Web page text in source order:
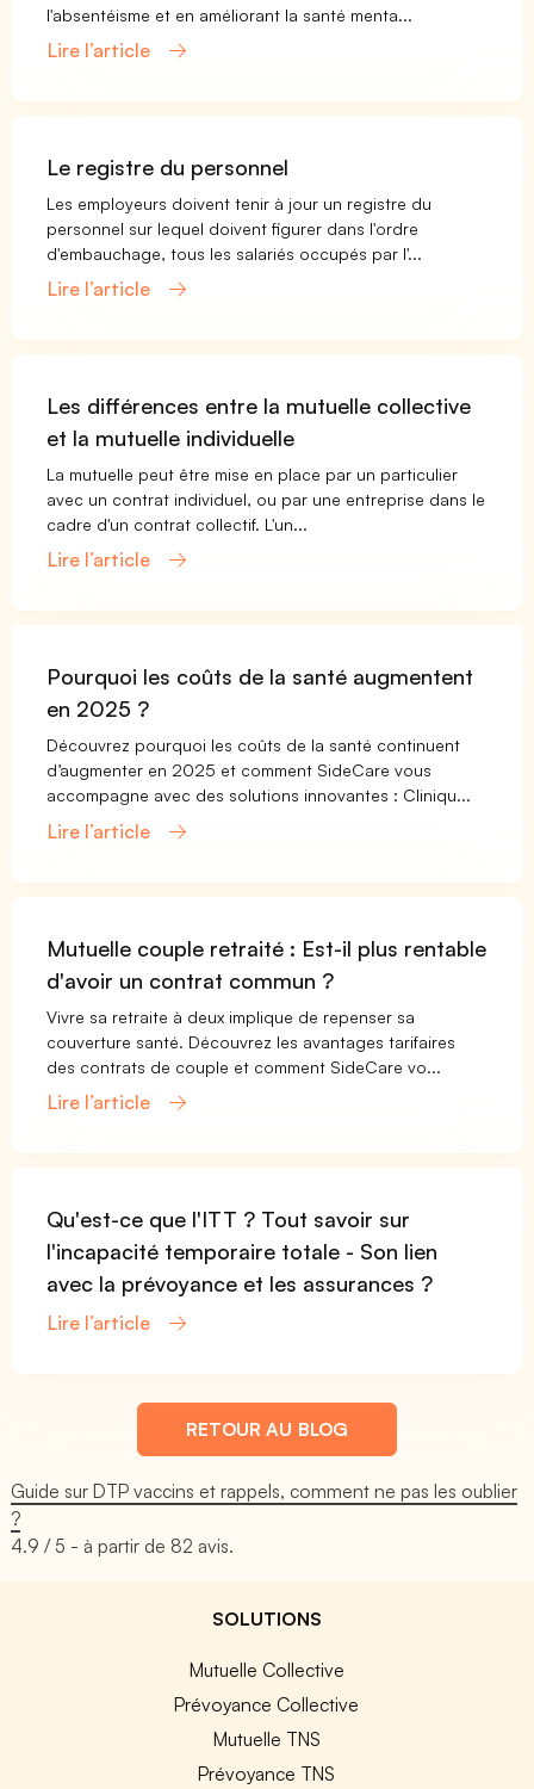
l'absentéisme et en améliorant la santé menta...
Lire l’article
Le registre du personnel
Les employeurs doivent tenir à jour un registre du
personnel sur lequel doivent figurer dans l'ordre
d'embauchage, tous les salariés occupés par l'...
Lire l’article
Les différences entre la mutuelle collective
et la mutuelle individuelle
La mutuelle peut être mise en place par un particulier
avec un contrat individuel, ou par une entreprise dans le
cadre d'un contrat collectif. L'un...
Lire l’article
Pourquoi les coûts de la santé augmentent
en 2025 ?
Découvrez pourquoi les coûts de la santé continuent
d’augmenter en 2025 et comment SideCare vous
accompagne avec des solutions innovantes : Cliniqu...
Lire l’article
Mutuelle couple retraité : Est-il plus rentable
d'avoir un contrat commun ?
Vivre sa retraite à deux implique de repenser sa
couverture santé. Découvrez les avantages tarifaires
des contrats de couple et comment SideCare vo...
Lire l’article
Qu'est-ce que l'ITT ? Tout savoir sur
l'incapacité temporaire totale - Son lien
avec la prévoyance et les assurances ?
Lire l’article
RETOUR AU BLOG
Guide sur DTP vaccins et rappels, comment ne pas les oublier
?
4.9 / 5 - à partir de 82 avis.
SOLUTIONS
Mutuelle Collective
Prévoyance Collective
Mutuelle TNS
Prévoyance TNS